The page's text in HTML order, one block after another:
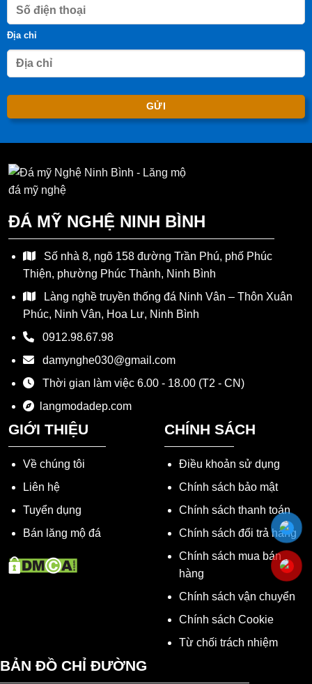
Địa chỉ
ĐÁ MỸ NGHỆ NINH BÌNH
Số nhà 8, ngõ 158 đường Trần Phú, phố Phúc
Thiện, phường Phúc Thành, Ninh Bình
Làng nghề truyền thống đá Ninh Vân – Thôn Xuân
Phúc, Ninh Vân, Hoa Lư, Ninh Bình
0912.98.67.98
damynghe030@gmail.com
Thời gian làm việc 6.00 - 18.00 (T2 - CN)
langmodadep.com
GIỚI THIỆU
Về chúng tôi
Liên hệ
Tuyển dụng
Bán lăng mộ đá
CHÍNH SÁCH
Điều khoản sử dụng
Chính sách bảo mật
Chính sách thanh toán
Chính sách đổi trả hàng
Chính sách mua bán
hàng
Chính sách vận chuyển
Chính sách Cookie
Từ chối trách nhiệm
BẢN ĐỒ CHỈ ĐƯỜNG